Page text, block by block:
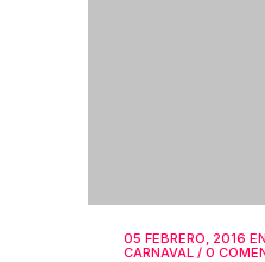
05 FEBRERO, 2016 EN
CARNAVAL / 0